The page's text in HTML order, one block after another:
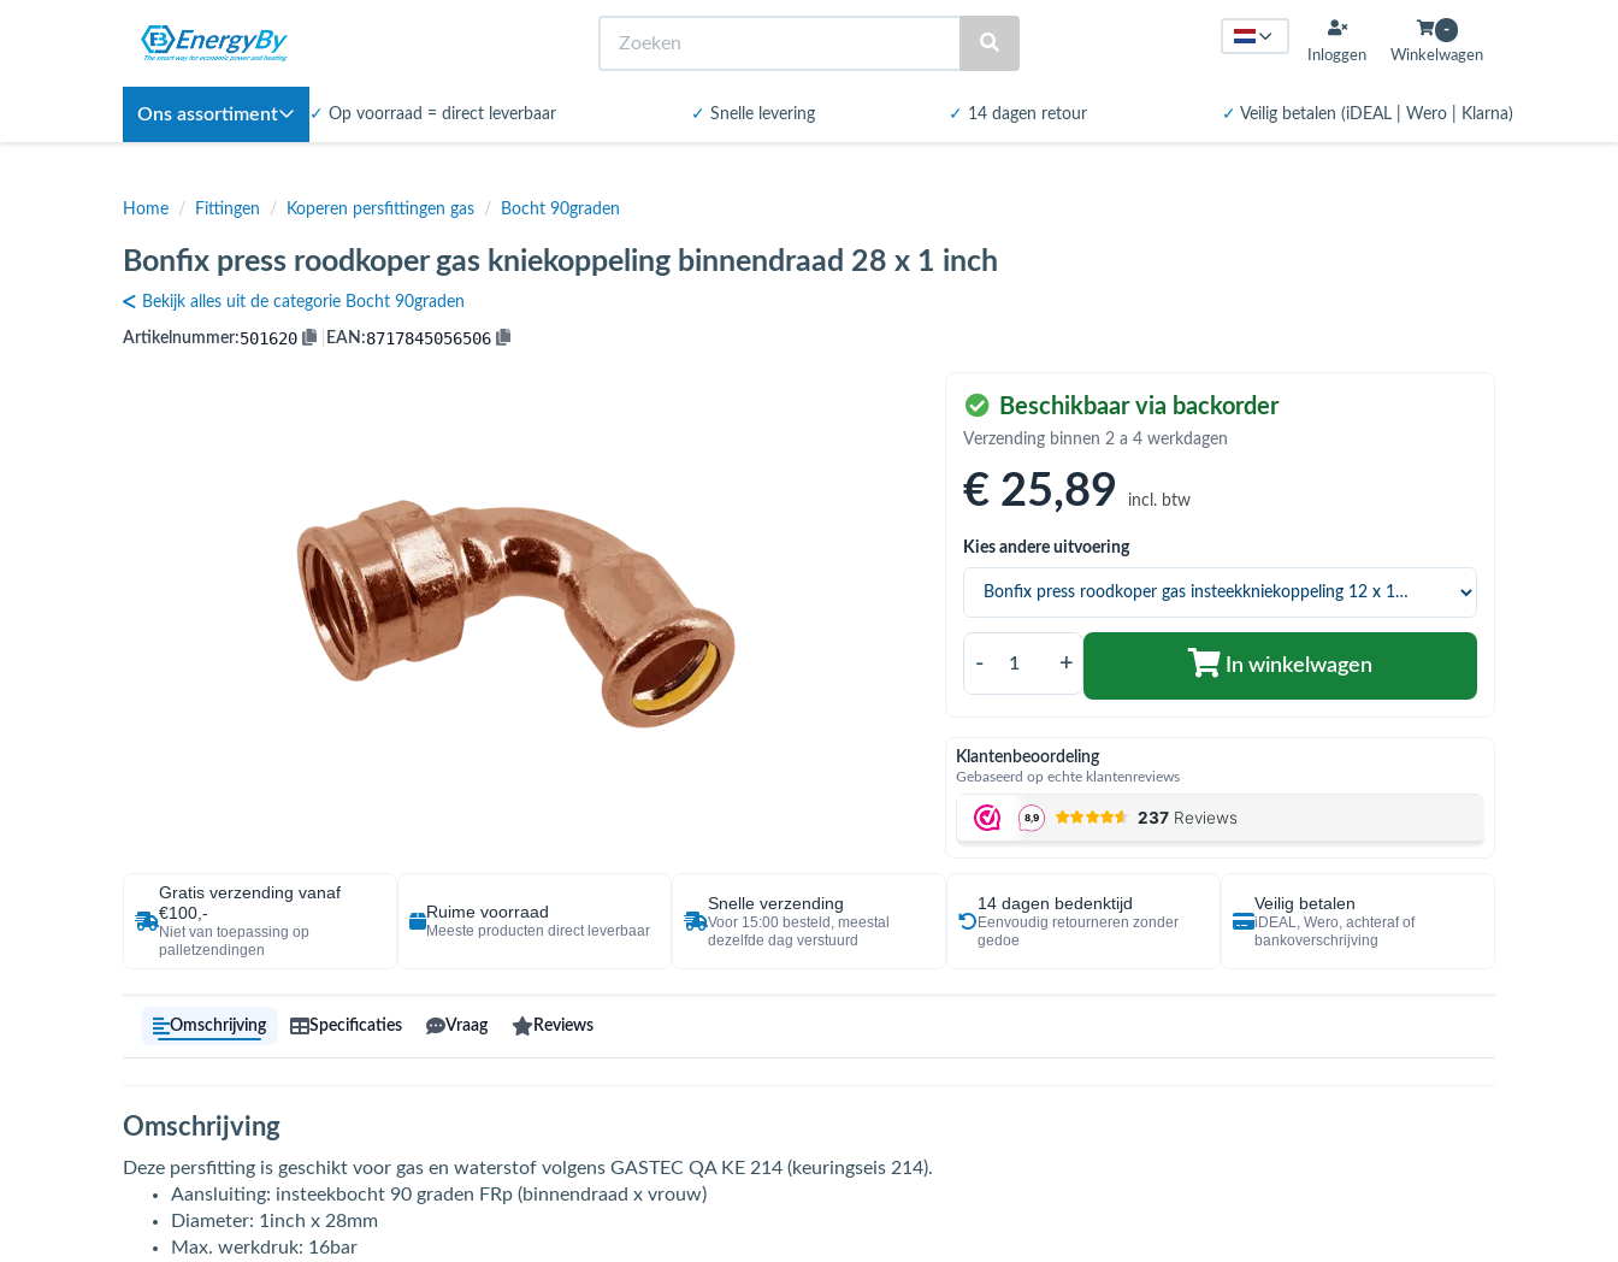
Inloggen
-
Winkelwagen
Ons assortiment ✓ Op voorraad = direct leverbaar ✓ Snelle levering ✓ 14 dagen retour ✓ Veilig betalen (iDEAL | Wero | Klarna)
Home / Fittingen / Koperen persfittingen gas / Bocht 90graden
Bonfix press roodkoper gas kniekoppeling binnendraad 28 x 1 inch
Bekijk alles uit de categorie Bocht 90graden
Artikelnummer:501620 EAN:8717845056506
Beschikbaar via backorder
Verzending binnen 2 a 4 werkdagen
€ 25,89 incl. btw
Kies andere uitvoering
- + In winkelwagen
Klantenbeoordeling
Gebaseerd op echte klantenreviews
Gratis verzending vanaf
€100,-
Niet van toepassing op
palletzendingen
Ruime voorraad
Meeste producten direct leverbaar
Snelle verzending
Voor 15:00 besteld, meestal
dezelfde dag verstuurd
14 dagen bedenktijd
Eenvoudig retourneren zonder
gedoe
Veilig betalen
iDEAL, Wero, achteraf of
bankoverschrijving
Omschrijving Specificaties Vraag Reviews
Omschrijving
Deze persfitting is geschikt voor gas en waterstof volgens GASTEC QA KE 214 (keuringseis 214).
Aansluiting: insteekbocht 90 graden FRp (binnendraad x vrouw)
Diameter: 1inch x 28mm
Max. werkdruk: 16bar